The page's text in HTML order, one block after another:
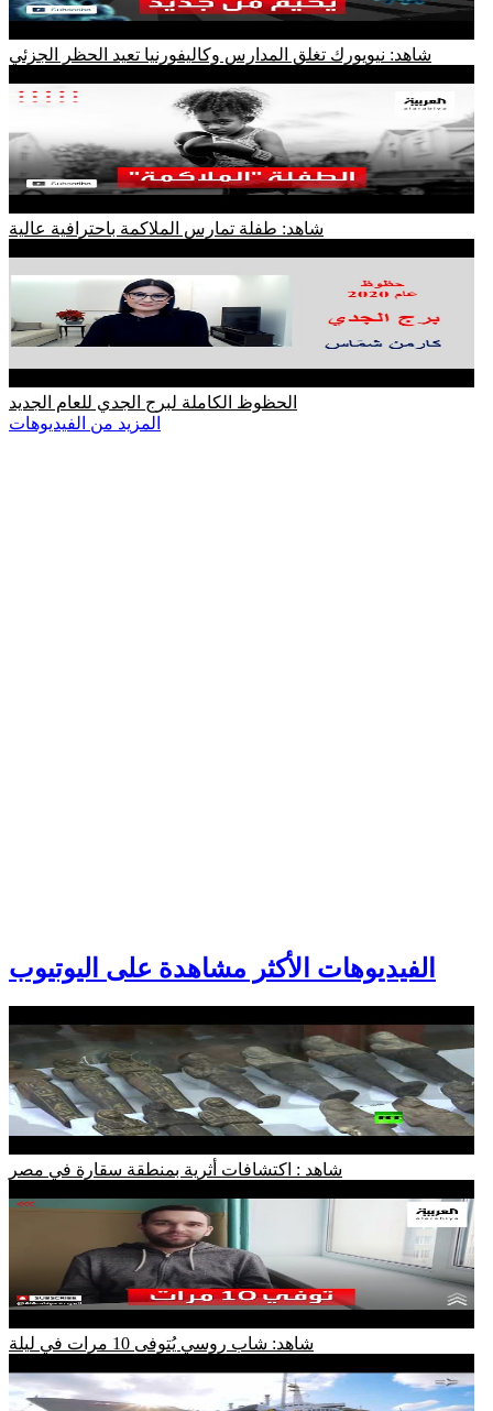
شاهد: نيويورك تغلق المدارس وكاليفورنيا تعيد الحظر الجزئي
شاهد: طفلة تمارس الملاكمة باحترافية عالية
الحظوظ الكاملة لبرج الجدي للعام الجديد
المزيد من الفيديوهات
الفيديوهات الأكثر مشاهدة على اليوتيوب
شاهد : اكتشافات أثرية بمنطقة سقارة في مصر
شاهد: شاب روسي يُتوفى 10 مرات في ليلة